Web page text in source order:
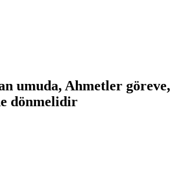
umuda, Ahmetler göreve,
dönmelidir